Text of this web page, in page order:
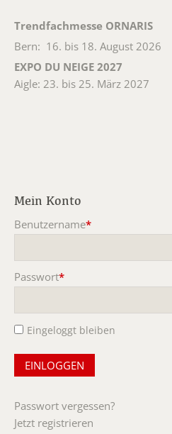
Trendfachmesse ORNARIS
Bern: 16. bis 18. August 2026
EXPO DU NEIGE 2027
Aigle: 23. bis 25. März 2027
Mein Konto
Benutzername*
Passwort*
Eingeloggt bleiben
Passwort vergessen?
Jetzt registrieren